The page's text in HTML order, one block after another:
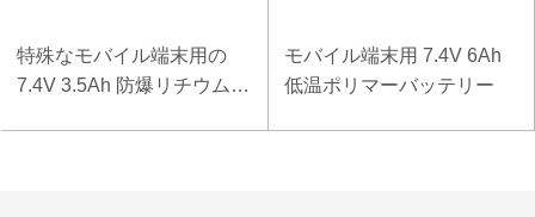
特殊なモバイル端末用の
7.4V 3.5Ah 防爆リチウムポ
モバイル端末用 7.4V 6Ah
低温ポリマーバッテリー